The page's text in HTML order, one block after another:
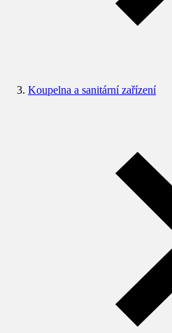
Koupelna a sanitární zařízení